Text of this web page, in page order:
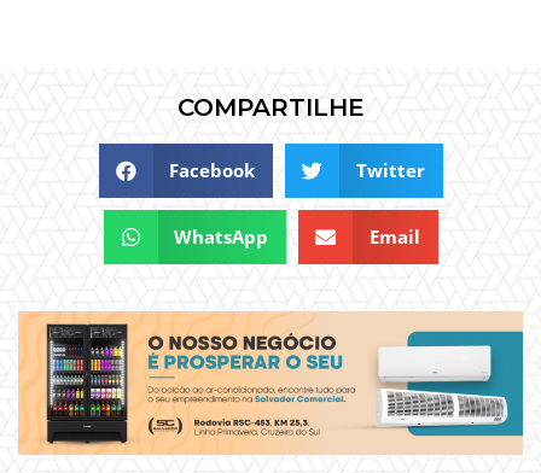
COMPARTILHE
Facebook Twitter
WhatsApp Email